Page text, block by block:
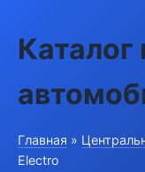
Главная »
Electro